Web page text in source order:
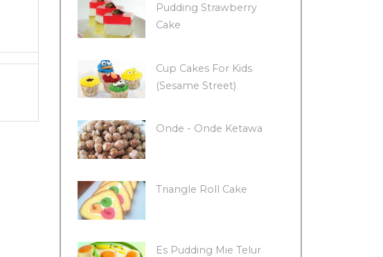
Pudding Strawberry
Cake
Cup Cakes For Kids
(Sesame Street)
Onde - Onde Ketawa
Triangle Roll Cake
Es Pudding Mie Telur